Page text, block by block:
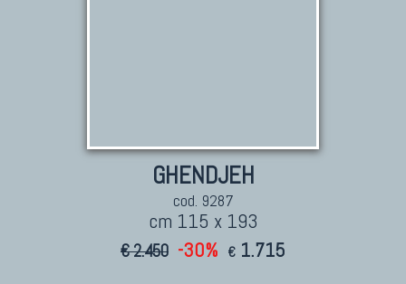
GHENDJEH
cod. 9287
cm 115 x 193
€ 2.450 -30% € 1.715